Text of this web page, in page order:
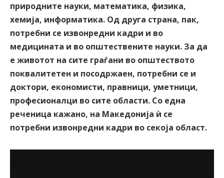
природните науки, математика, физика,
хемија, информатика. Од друга страна, пак,
потребни се извонредни кадри и во
медицината и во општествените науки. За да
е животот на сите граѓани во општеството
поквалитетен и посодржаен, потребни се и
доктори, економисти, правници, уметници,
професионалци во сите области. Со една
реченица кажано, на Македонија ѝ се
потребни извонредни кадри во секоја област.